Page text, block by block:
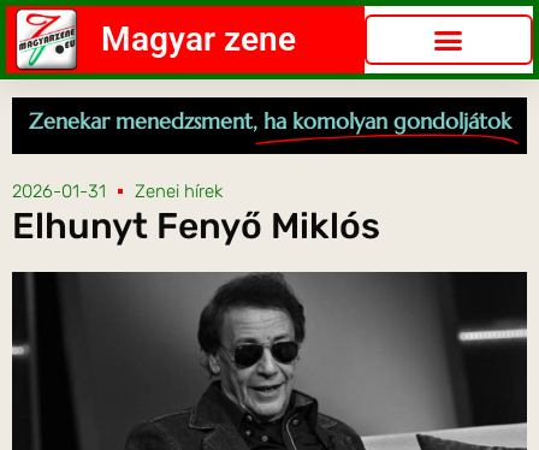
Magyar zene
Zenekar menedzsment, ha komolyan gondoljátok
2026-01-31 Zenei hírek
Elhunyt Fenyő Miklós